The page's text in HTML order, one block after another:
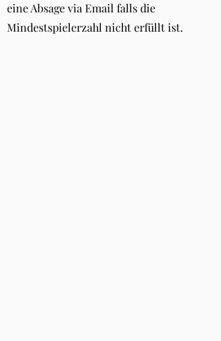
eine Absage via Email falls die
Mindestspielerzahl nicht erfüllt ist.